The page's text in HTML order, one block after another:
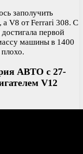
заполучить
а V8 от Ferrari 308. С
первой
машины в 1400
АВТО с 27-
V12